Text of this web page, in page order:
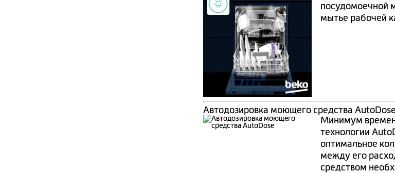
посудомоечной
мытье рабочей
Автодозировка моющего средства AutoDose
Минимум
технологии
оптимальное
между его
средством